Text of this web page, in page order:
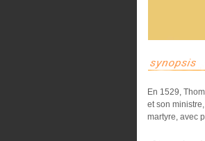
En 1529,
et son
martyre, avec